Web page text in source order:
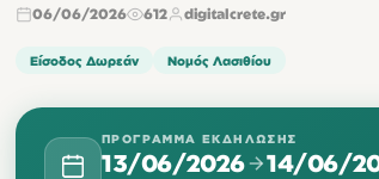
06/06/2026 612 digitalcrete.gr
Είσοδος Δωρεάν Νομός Λασιθίου
ΠΡΌΓΡΑΜΜΑ ΕΚΔΉΛΩΣΗΣ
13/06/2026 14/06/